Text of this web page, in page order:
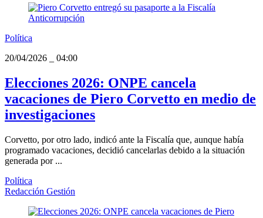
Política
20/04/2026
04:00
Elecciones 2026: ONPE cancela
vacaciones de Piero Corvetto en medio de
investigaciones
Corvetto, por otro lado, indicó ante la Fiscalía que, aunque había
programado vacaciones, decidió cancelarlas debido a la situación
generada por ...
Política
Redacción Gestión